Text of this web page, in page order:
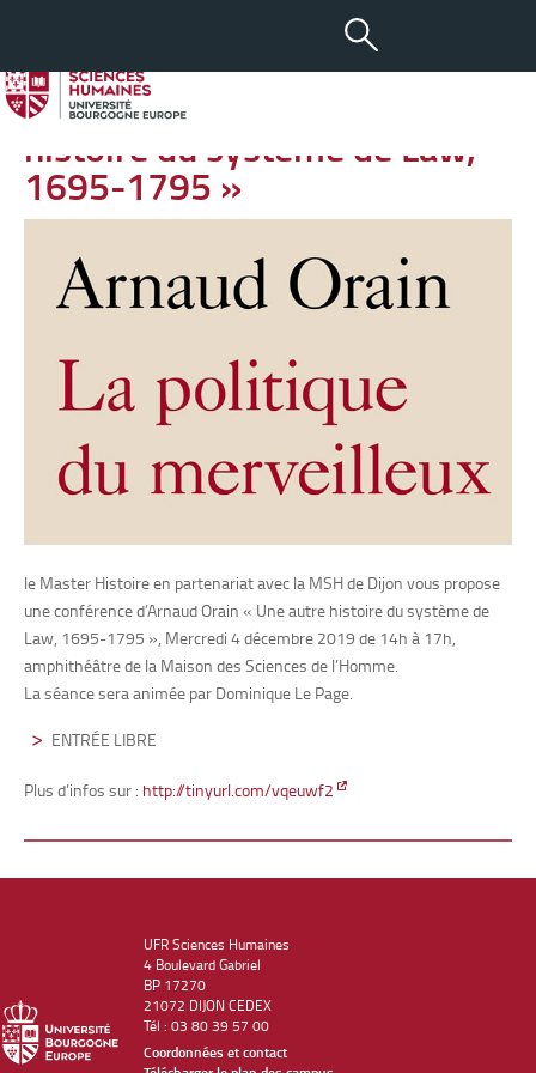
aA - +
27 NOV 2019
Conférence « Une autre
histoire du système de Law,
1695-1795 »
le Master Histoire en partenariat avec la MSH de Dijon vous propose
une conférence d’Arnaud Orain « Une autre histoire du système de
Law, 1695-1795 », Mercredi 4 décembre 2019 de 14h à 17h,
amphithéâtre de la Maison des Sciences de l’Homme.
La séance sera animée par Dominique Le Page.
ENTRÉE LIBRE
Plus d’infos sur : http://tinyurl.com/vqeuwf2
UFR Sciences Humaines
4 Boulevard Gabriel
BP 17270
21072 DIJON CEDEX
Tél : 03 80 39 57 00
Coordonnées et contact